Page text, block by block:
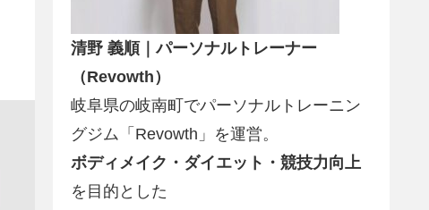
清野 義順｜パーソナルトレーナー
（Revowth）
岐阜県の岐南町でパーソナルトレーニン
グジム「Revowth」を運営。
ボディメイク・ダイエット・競技力向上
を目的とした